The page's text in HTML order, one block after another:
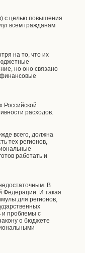
с целью повышения
всем гражданам
на то, что их
но оно связано
финансовые
Российской
расходов.
всего, должна
тех регионов,
работать и
В
Федерации. И такая
для регионов,
и проблемы с
о бюджете